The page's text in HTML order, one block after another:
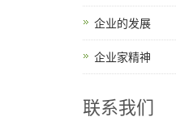
企业的发展
企业家精神
联系我们